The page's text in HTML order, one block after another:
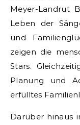
Meyer-Landrut
Leben der
und
zeigen die
Stars.
Planung und
erfülltes
Darüber hinaus